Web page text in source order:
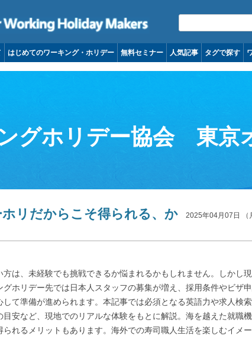
コンテンツへ移動
はじめてのワーキング・ホリデー 無料セミナー 人気記事 タグで探す
グホリデー協会 東京
リだからこそ得られる、か
2025年04月07日 （
は、未経験でも挑戦できるか悩まれるかもしれません。しかし現
ホリデー先では日本人スタッフの募集が増え、採用条件やビザ
て準備が進められます。本記事では必須となる英語力や求人検
安など、現地でのリアルな体験をもとに解説。海を越えた就職
れるメリットもあります。海外での寿司職人生活を楽しむイメ